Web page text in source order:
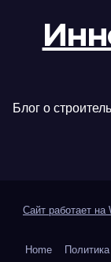
Блог о
Сайт работает на
Home